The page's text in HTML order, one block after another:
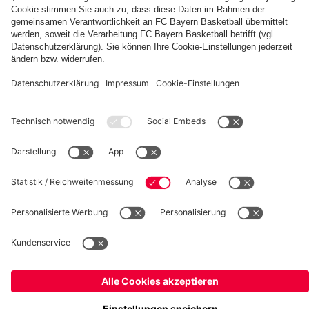
Allianz Arena Media Center
FC Bayern Tours
Kinder- und Jugendschutz
Verträge hier kündigen